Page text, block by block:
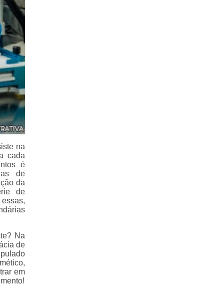
na
cada
é
de
da
de
Na
de
em